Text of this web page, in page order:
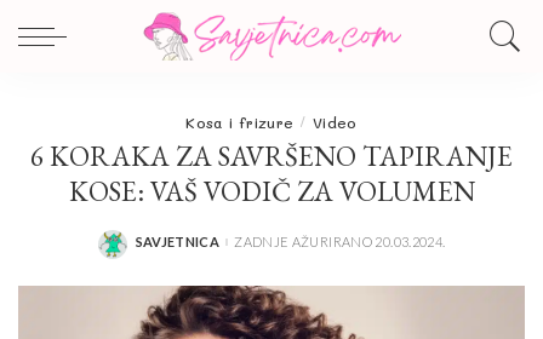
Kosa i frizure Video
6 KORAKA ZA SAVRŠENO TAPIRANJE
KOSE: VAŠ VODIČ ZA VOLUMEN
POSTED
SAVJETNICA ZADNJE AŽURIRANO 20.03.2024.